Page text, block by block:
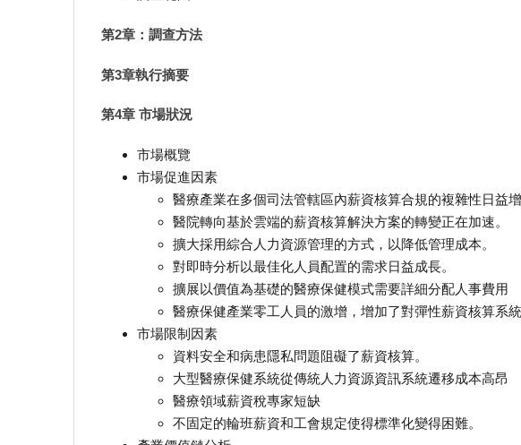
第2章：調查方法
第3章執行摘要
第4章 市場狀況
市場概覽
市場促進因素
醫療產業在多個司法管轄區內薪資核算合規的複雜性日益增
醫院轉向基於雲端的薪資核算解決方案的轉變正在加速。
擴大採用綜合人力資源管理的方式，以降低管理成本。
對即時分析以最佳化人員配置的需求日益成長。
擴展以價值為基礎的醫療保健模式需要詳細分配人事費用
醫療保健產業零工人員的激增，增加了對彈性薪資核算系統
市場限制因素
資料安全和病患隱私問題阻礙了薪資核算。
大型醫療保健系統從傳統人力資源資訊系統遷移成本高昂
醫療領域薪資稅專家短缺
不固定的輪班薪資和工會規定使得標準化變得困難。